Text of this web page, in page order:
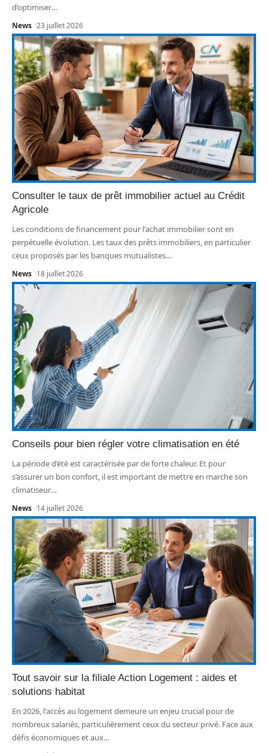
d’optimiser…
News 23 juillet 2026
Consulter le taux de prêt immobilier actuel au Crédit
Agricole
Les conditions de financement pour l'achat immobilier sont en
perpétuelle évolution. Les taux des prêts immobiliers, en particulier
ceux proposés par les banques mutualistes…
News 18 juillet 2026
Conseils pour bien régler votre climatisation en été
La période d’été est caractérisée par de forte chaleur. Et pour
s’assurer un bon confort, il est important de mettre en marche son
climatiseur…
News 14 juillet 2026
Tout savoir sur la filiale Action Logement : aides et
solutions habitat
En 2026, l'accès au logement demeure un enjeu crucial pour de
nombreux salariés, particulièrement ceux du secteur privé. Face aux
défis économiques et aux…